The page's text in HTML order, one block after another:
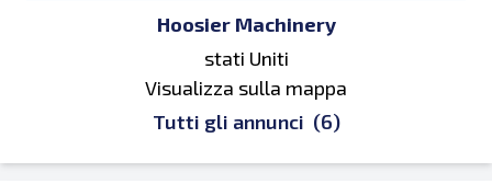
Hoosier Machinery
stati Uniti
Visualizza sulla mappa
Tutti gli annunci (6)